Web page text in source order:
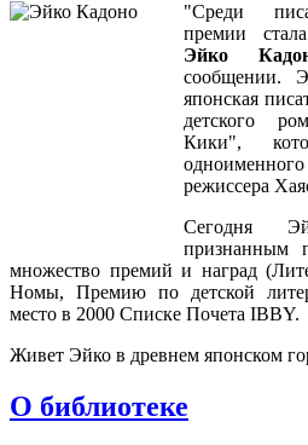
"Среди
премии
Эйко
сообщении.
японская
детского
Кики",
режиссера
Сегодня
признанным
множество премий и наград
Номы, Премию по детской
место в 2000 Списке Почета IBBY.
Живет Эйко в древнем японском
О библиотеке